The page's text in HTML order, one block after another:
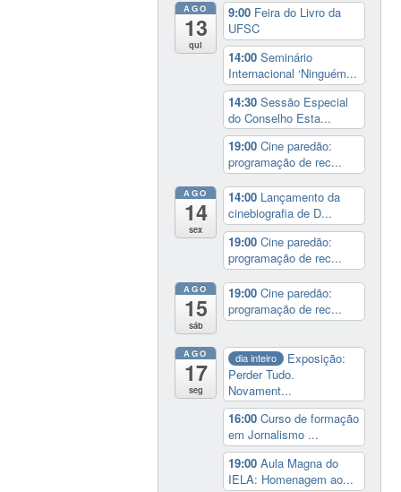
AGO
13
qui
9:00 Feira do Livro da
UFSC
14:00Seminário
Internacional ‘Ninguém...
14:30Sessão Especial
do Conselho Esta...
19:00Cine paredão:
programação de rec...
AGO
14
sex
14:00 Lançamento da
cinebiografia de D...
19:00Cine paredão:
programação de rec...
AGO
15
sáb
19:00Cine paredão:
programação de rec...
AGO
17
seg
dia inteiro
Exposição:
Perder Tudo.
Novament...
16:00Curso de formação
em Jornalismo ...
19:00Aula Magna do
IELA: Homenagem ao...